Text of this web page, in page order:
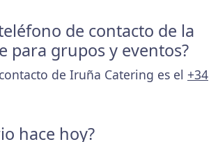
de contacto de la
para grupos y eventos?
de Iruña Catering es el +34
hace hoy?